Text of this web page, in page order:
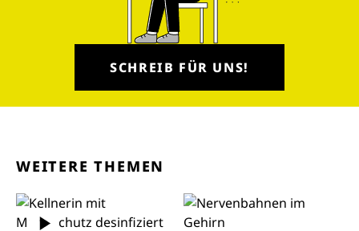
SCHREIB FÜR UNS!
WEITERE THEMEN